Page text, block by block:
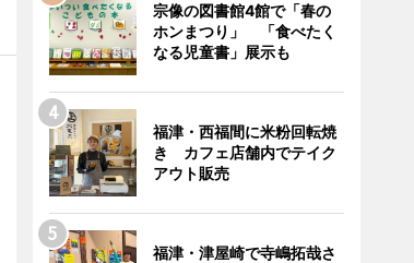
宗像の図書館4館で「春の
ホンまつり」 「食べたく
なる児童書」展示も
福津・西福間に米粉回転焼
き カフェ店舗内でテイク
アウト販売
福津・津屋崎で寺嶋拓哉さ